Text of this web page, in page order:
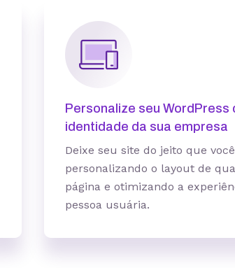
25 GB
Personalize seu WordPress
identidade da sua empresa
Deixe seu site do jeito que
personalizando o layout de
página e otimizando a
pessoa usuária.